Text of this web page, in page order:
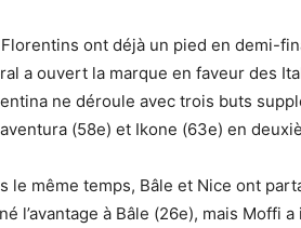
ont déjà un pied en demi-
a ouvert la marque en faveur des
ne déroule avec trois buts
(58e) et Ikone (63e) en
le même temps, Bâle et Nice ont
l’avantage à Bâle (26e), mais Moffi